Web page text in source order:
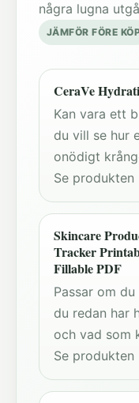
några lugna
JÄMFÖR FÖRE
CeraVe
Kan vara ett
du vill se hur
onödigt
Se produkten
Skincare
Tracker
Fillable PDF
Passar om
du redan har
och vad som
Se produkten